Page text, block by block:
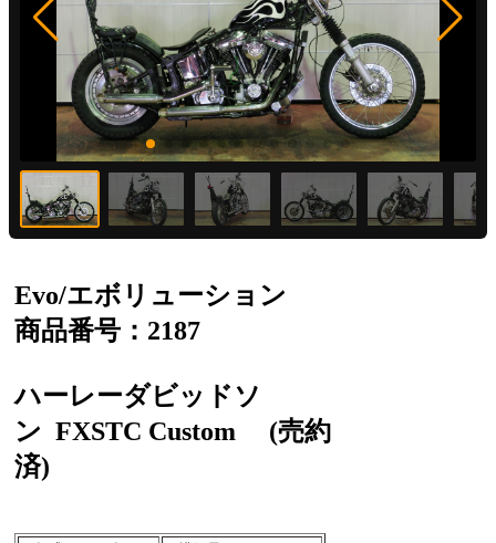
Evo/エボリューション
商品番号：2187
ハーレーダビッドソ
ン FXSTC Custom
(売約
済)